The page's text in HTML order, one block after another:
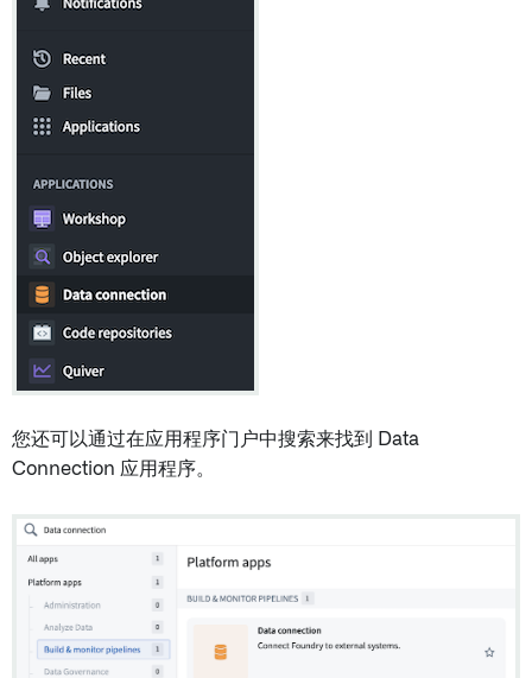
您还可以通过在应用程序门户中搜索来找到 Data
Connection 应用程序。